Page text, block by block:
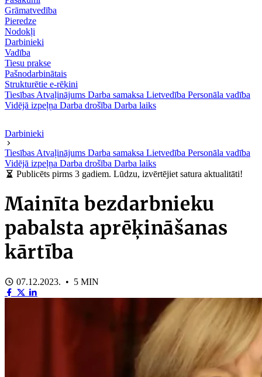
Grāmatvedība
Pieredze
Nodokļi
Darbinieki
Vadība
Tiesu prakse
Pašnodarbinātais
Strukturētie e-rēķini
Tiesības Atvaļinājums Darba samaksa Lietvedība Personāla vadība
Vidējā izpeļņa Darba drošība Darba laiks
Darbinieki
Tiesības Atvaļinājums Darba samaksa Lietvedība Personāla vadība
Vidējā izpeļņa Darba drošība Darba laiks
Publicēts pirms 3 gadiem. Lūdzu, izvērtējiet satura aktualitāti!
Mainīta bezdarbnieku
pabalsta aprēķināšanas
kārtība
07.12.2023. • 5 MIN